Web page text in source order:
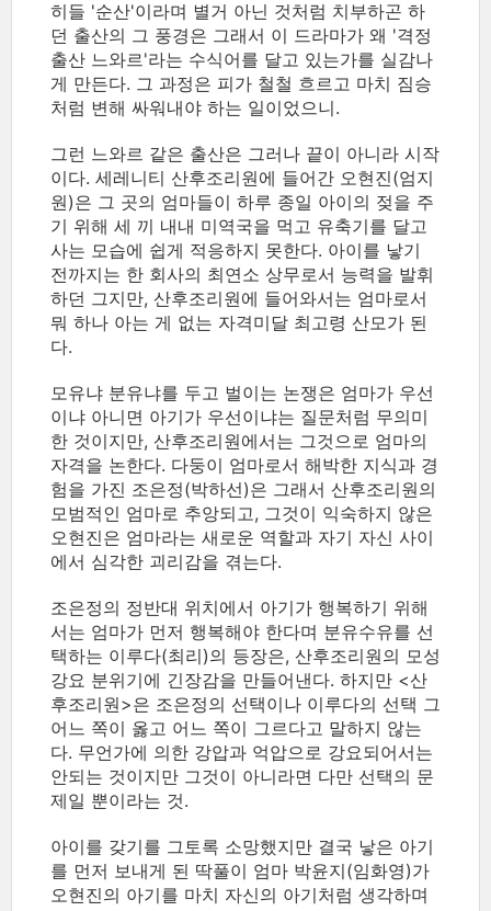
히들 '순산'이라며 별거 아닌 것처럼 치부하곤 하
던 출산의 그 풍경은 그래서 이 드라마가 왜 '격정
출산 느와르'라는 수식어를 달고 있는가를 실감나
게 만든다. 그 과정은 피가 철철 흐르고 마치 짐승
처럼 변해 싸워내야 하는 일이었으니.
그런 느와르 같은 출산은 그러나 끝이 아니라 시작
이다. 세레니티 산후조리원에 들어간 오현진(엄지
원)은 그 곳의 엄마들이 하루 종일 아이의 젖을 주
기 위해 세 끼 내내 미역국을 먹고 유축기를 달고
사는 모습에 쉽게 적응하지 못한다. 아이를 낳기
전까지는 한 회사의 최연소 상무로서 능력을 발휘
하던 그지만, 산후조리원에 들어와서는 엄마로서
뭐 하나 아는 게 없는 자격미달 최고령 산모가 된
다.
모유냐 분유냐를 두고 벌이는 논쟁은 엄마가 우선
이냐 아니면 아기가 우선이냐는 질문처럼 무의미
한 것이지만, 산후조리원에서는 그것으로 엄마의
자격을 논한다. 다둥이 엄마로서 해박한 지식과 경
험을 가진 조은정(박하선)은 그래서 산후조리원의
모범적인 엄마로 추앙되고, 그것이 익숙하지 않은
오현진은 엄마라는 새로운 역할과 자기 자신 사이
에서 심각한 괴리감을 겪는다.
조은정의 정반대 위치에서 아기가 행복하기 위해
서는 엄마가 먼저 행복해야 한다며 분유수유를 선
택하는 이루다(최리)의 등장은, 산후조리원의 모성
강요 분위기에 긴장감을 만들어낸다. 하지만 <산
후조리원>은 조은정의 선택이나 이루다의 선택 그
어느 쪽이 옳고 어느 쪽이 그르다고 말하지 않는
다. 무언가에 의한 강압과 억압으로 강요되어서는
안되는 것이지만 그것이 아니라면 다만 선택의 문
제일 뿐이라는 것.
아이를 갖기를 그토록 소망했지만 결국 낳은 아기
를 먼저 보내게 된 딱풀이 엄마 박윤지(임화영)가
오현진의 아기를 마치 자신의 아기처럼 생각하며